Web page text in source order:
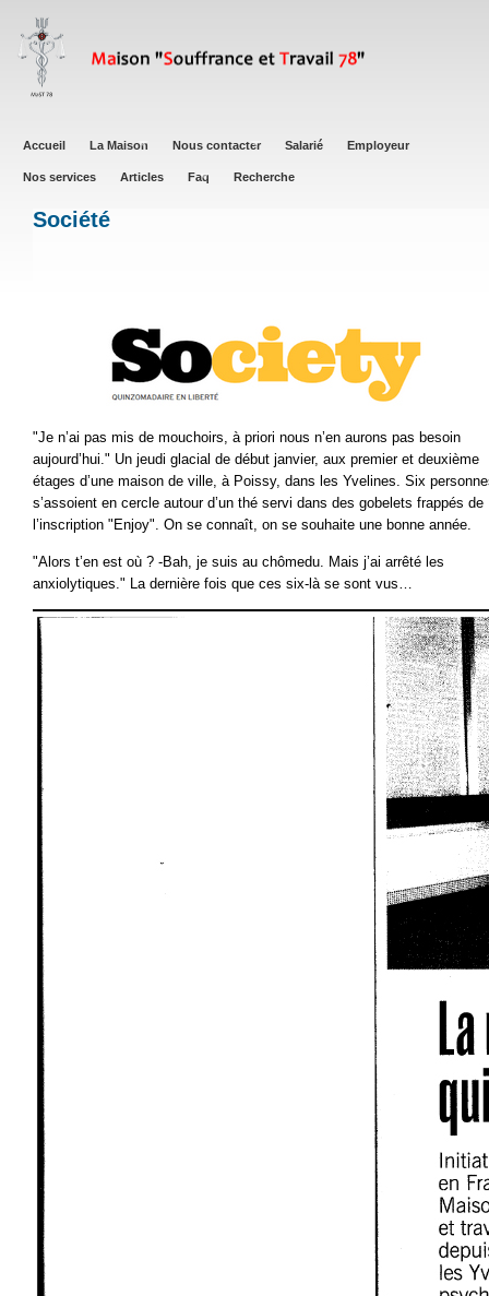
contenu
principal
Main
Accueil La Maison Nous contacter Salarié Employeur
Nos services Articles Faq Recherche
Société
"Je n’ai pas mis de mouchoirs, à priori nous n’en aurons pas besoin
aujourd’hui." Un jeudi glacial de début janvier, aux premier et deuxième
étages d’une maison de ville, à Poissy, dans les Yvelines. Six
s’assoient en cercle autour d’un thé servi dans des gobelets frappés de
l’inscription "Enjoy". On se connaît, on se souhaite une bonne année.
"Alors t’en est où ? -Bah, je suis au chômedu. Mais j’ai arrêté les
anxiolytiques." La dernière fois que ces six-là se sont vus…